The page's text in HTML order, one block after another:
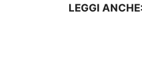
LEGGI ANCHE: